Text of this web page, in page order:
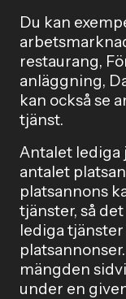
Du kan
restaurang,
anläggning,
kan också se
tjänst.
Antalet lediga
antalet
platsannons
tjänster, så
lediga
mängden
under en